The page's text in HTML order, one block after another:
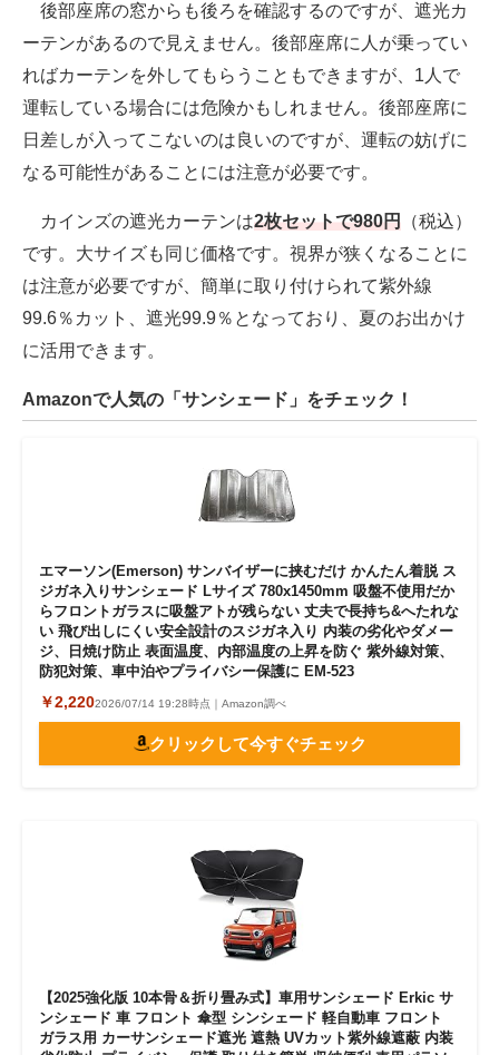
後部座席の窓からも後ろを確認するのですが、遮光カ
ーテンがあるので見えません。後部座席に人が乗ってい
ればカーテンを外してもらうこともできますが、1人で
運転している場合には危険かもしれません。後部座席に
日差しが入ってこないのは良いのですが、運転の妨げに
なる可能性があることには注意が必要です。
カインズの遮光カーテンは2枚セットで980円 （税込）
です。大サイズも同じ価格です。視界が狭くなることに
は注意が必要ですが、簡単に取り付けられて紫外線
99.6％カット、遮光99.9％となっており、夏のお出かけ
に活用できます。
Amazonで人気の「サンシェード」をチェック！
エマーソン(Emerson) サンバイザーに挟むだけ かんたん着脱 ス
ジガネ入りサンシェード Lサイズ 780x1450mm 吸盤不使用だか
らフロントガラスに吸盤アトが残らない 丈夫で長持ち&へたれな
い 飛び出しにくい安全設計のスジガネ入り 内装の劣化やダメー
ジ、日焼け防止 表面温度、内部温度の上昇を防ぐ 紫外線対策、
防犯対策、車中泊やプライバシー保護に EM-523
￥2,2202026/07/14 19:28時点｜Amazon調べ
クリックして今すぐチェック
【2025強化版 10本骨＆折り畳み式】車用サンシェード Erkic サ
ンシェード 車 フロント 傘型 シンシェード 軽自動車 フロント
ガラス用 カーサンシェード遮光 遮熱 UVカット紫外線遮蔽 内装